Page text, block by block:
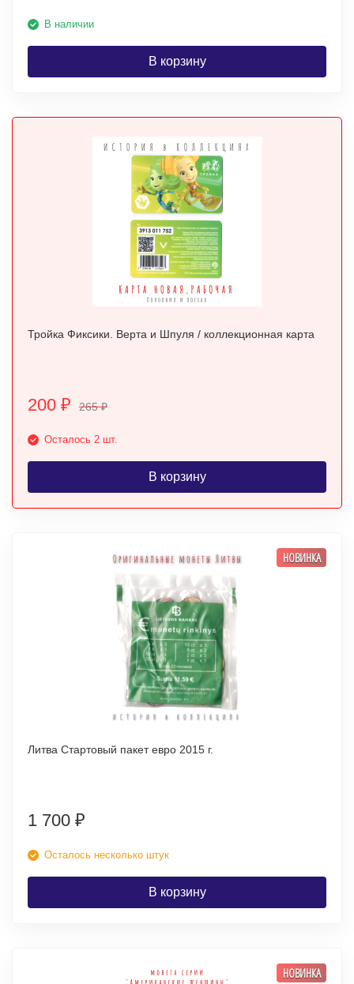
В наличии
В корзину
Тройка Фиксики. Верта и Шпуля / коллекционная карта
200 ₽ 265₽
Осталось 2 шт.
В корзину
НОВИНКА
Литва Стартовый пакет евро 2015 г.
1 700 ₽
Осталось несколько штук
В корзину
НОВИНКА